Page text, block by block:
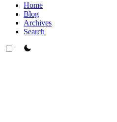
Home
Blog
Archives
Search
theme switcher